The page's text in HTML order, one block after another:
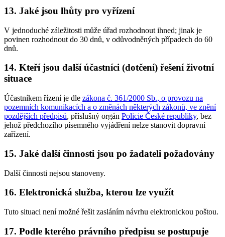
13. Jaké jsou lhůty pro vyřízení
V jednoduché záležitosti může úřad rozhodnout ihned; jinak je
povinen rozhodnout do 30 dnů, v odůvodněných případech do 60
dnů.
14. Kteří jsou další účastníci (dotčení) řešení životní
situace
Účastníkem řízení je dle zákona č. 361/2000 Sb., o provozu na
pozemních komunikacích a o změnách některých zákonů, ve znění
pozdějších předpisů, příslušný orgán Policie České republiky, bez
jehož předchozího písemného vyjádření nelze stanovit dopravní
zařízení.
15. Jaké další činnosti jsou po žadateli požadovány
Další činnosti nejsou stanoveny.
16. Elektronická služba, kterou lze využít
Tuto situaci není možné řešit zasláním návrhu elektronickou poštou.
17. Podle kterého právního předpisu se postupuje